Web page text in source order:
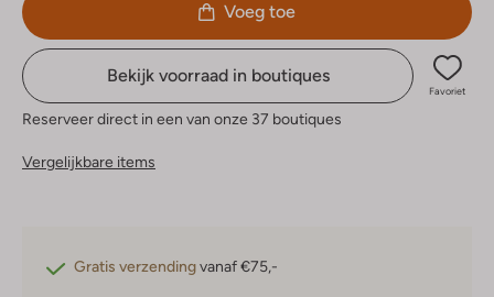
Voeg toe
Bekijk voorraad in boutiques
Favoriet
Reserveer direct in een van onze 37 boutiques
Vergelijkbare items
Gratis verzendingvanaf €75,-